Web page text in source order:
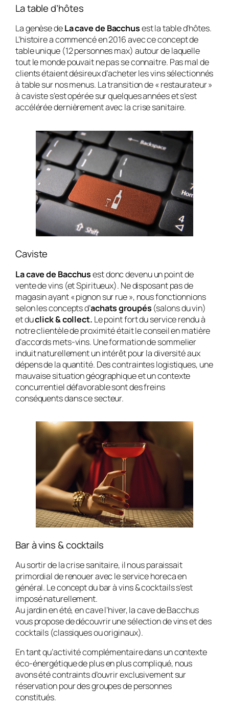
La table d’hôtes
La genèse deLa cave de Bacchusest la table d’hôtes.
L’histoire a commencé en 2016 avec ce concept de
table unique (12 personnes max) autour de laquelle
tout le monde pouvait ne pas se connaitre. Pas mal de
clients étaient désireux d’acheter les vins sélectionnés
à table sur nos menus. La transition de « restaurateur »
à caviste s’est opérée sur quelques années et s’est
accélérée dernièrement avec la crise sanitaire.
Caviste
La cave de Bacchusest donc devenu un point de
vente de vins (et Spiritueux). Ne disposant pas de
magasin ayant « pignon sur rue », nous fonctionnions
selon les concepts d’achats groupés (salons du vin)
et duclick & collect. Le point fort du service rendu à
notre clientèle de proximité était le conseil en matière
d’accords mets-vins. Une formation de sommelier
induit naturellement un intérêt pour la diversité aux
dépens de la quantité. Des contraintes logistiques, une
mauvaise situation géographique et un contexte
concurrentiel défavorable sont des freins
conséquents dans ce secteur.
Bar à vins & cocktails
Au sortir de la crise sanitaire, il nous paraissait
primordial de renouer avec le service horeca en
général. Le concept du bar à vins & cocktails s’est
imposé naturellement.
Au jardin en été, en cave l’hiver, la cave de Bacchus
vous propose de découvrir une sélection de vins et des
cocktails (classiques ou originaux).
En tant qu’activité complémentaire dans un contexte
éco-énergétique de plus en plus compliqué, nous
avons été contraints d’ouvrir exclusivement sur
réservation pour des groupes de personnes
constitués.